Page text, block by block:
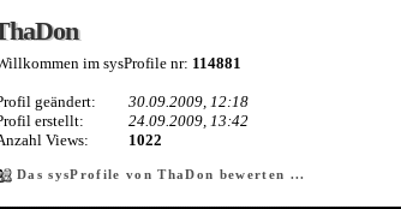
im sysProfile nr: 114881
geändert:
30.09.2009, 12:18
erstellt:
24.09.2009, 13:42
Views:
1022
Das sysProfile von ThaDon bewerten ...